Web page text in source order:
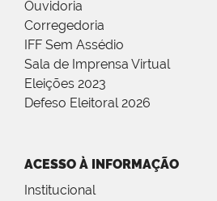
Ouvidoria
Corregedoria
IFF Sem Assédio
Sala de Imprensa Virtual
Eleições 2023
Defeso Eleitoral 2026
ACESSO À INFORMAÇÃO
Institucional